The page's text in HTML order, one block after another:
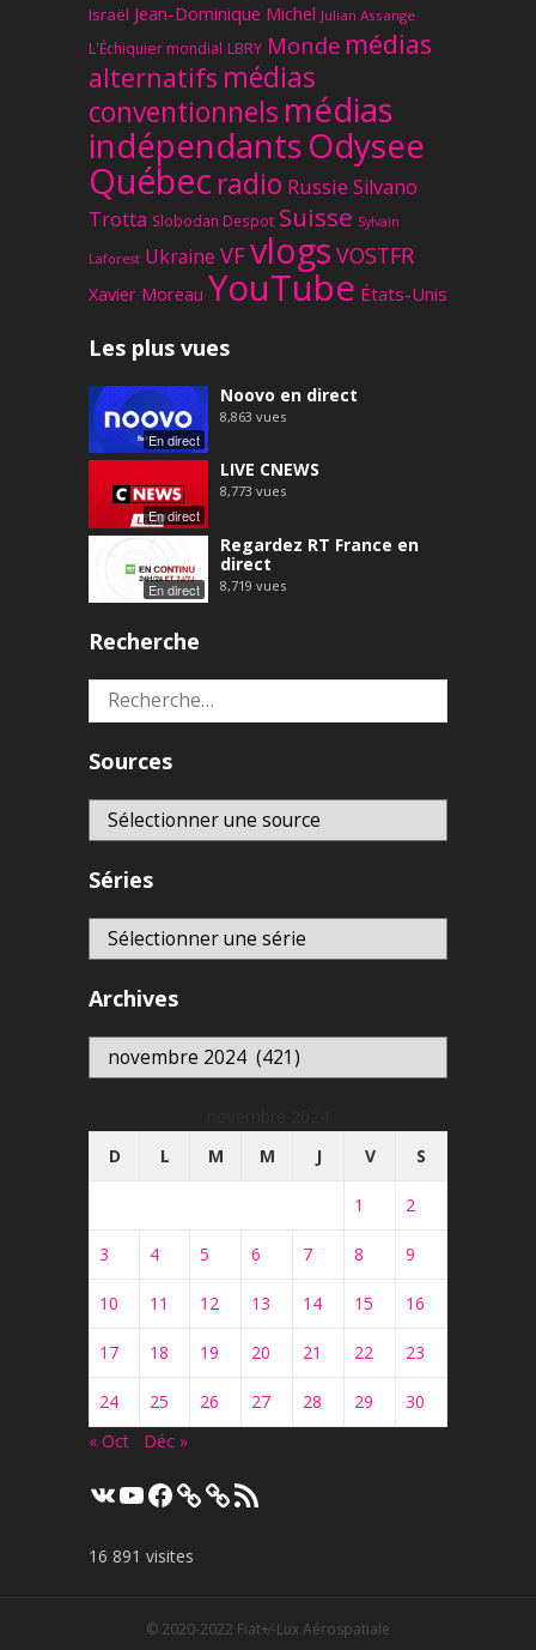
Israël Jean-Dominique Michel Julian Assange
L'Échiquier mondial LBRY Monde médias
alternatifs médias
conventionnels médias
indépendantsOdysee
Québec radio Russie Silvano
Trotta Slobodan Despot Suisse Sylvain
Laforest Ukraine VFvlogs VOSTFR
Xavier Moreau YouTube États-Unis
Les plus vues
En direct
Noovo en direct
8,863 vues
En direct
LIVE CNEWS
8,773 vues
En direct
Regardez RT France en
direct
8,719 vues
Recherche
Rechercher :
Sources
Séries
Archives
Archives
D
L M M J V S
1 2
3 4 5 6 7 8 9
10 11 12 13 14 15 16
17 18 19 20 21 22 23
24 25 26 27 28 29
30
« Oct
Déc »
VK YouTube
Facebook Flux
RSS
16 891 visites
© 2020-2022 Fiat+⁄-Lux Aérospatiale